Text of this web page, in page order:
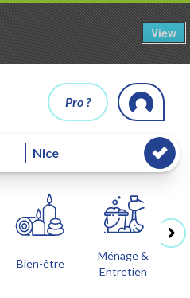
View
Pro ?
Bien-être
Ménage &
Entretien